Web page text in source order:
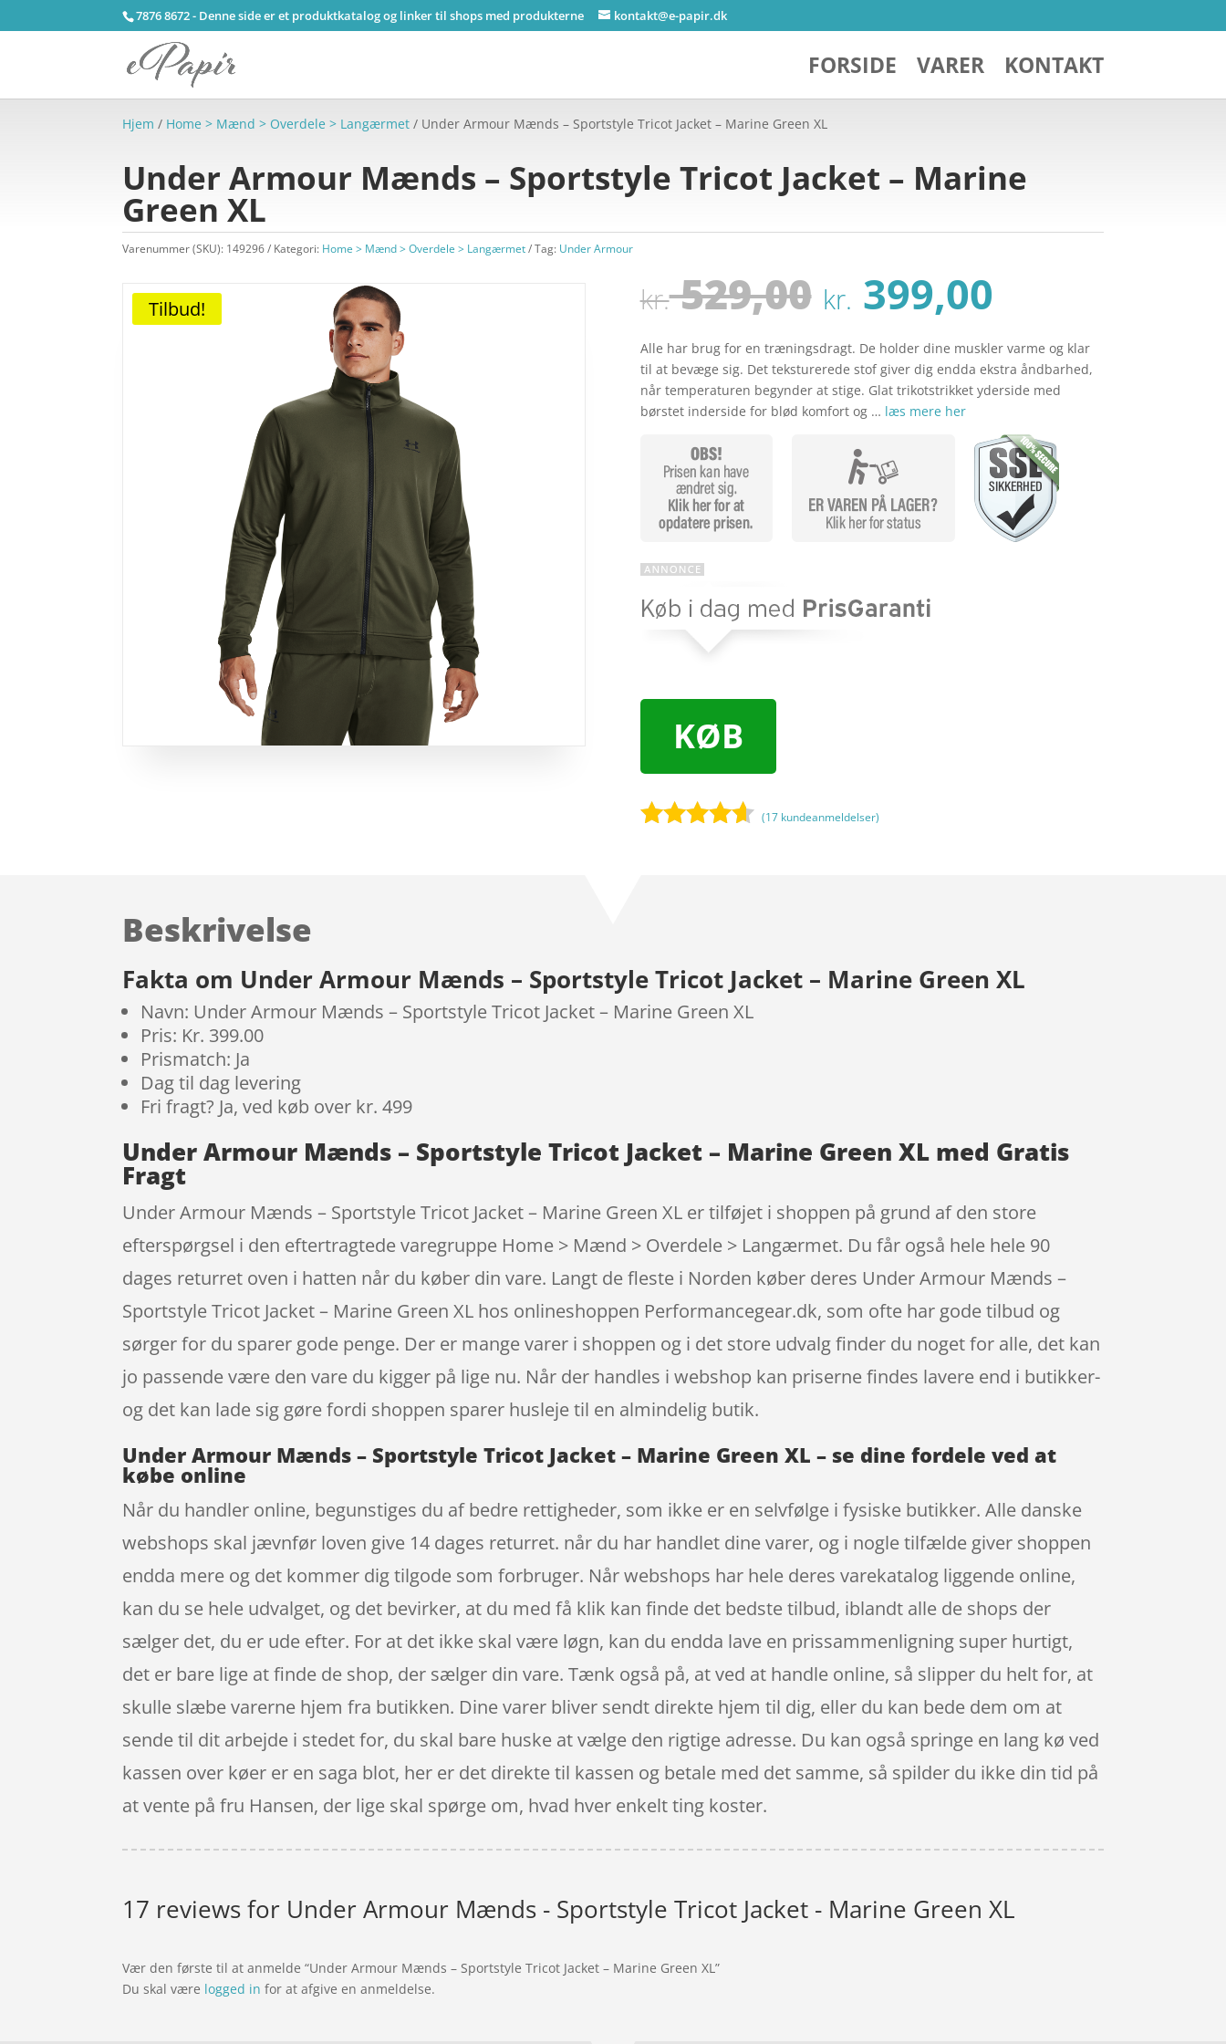
7876 8672 - Denne side er et produktkatalog og linker til shops med produkterne kontakt@e-papir.dk
FORSIDE VARER KONTAKT
Hjem / Home > Mænd > Overdele > Langærmet / Under Armour Mænds – Sportstyle Tricot Jacket – Marine Green XL
Under Armour Mænds – Sportstyle Tricot Jacket – Marine
Green XL
Varenummer (SKU): 149296 Kategori: Home > Mænd > Overdele > Langærmet Tag: Under Armour
Tilbud! kr.529,00 Den
oprindelige
pris
var:
kr. 529,00.
kr. 399,00
pris
er:
kr. 399,00.
Alle har brug for en træningsdragt. De holder dine muskler varme og klar
til at bevæge sig. Det teksturerede stof giver dig endda ekstra åndbarhed,
når temperaturen begynder at stige. Glat trikotstrikket yderside med
børstet inderside for blød komfort og … læs mere her
KØB
mmelser
(17 kundeanmeldelser)
Beskrivelse
Fakta om Under Armour Mænds – Sportstyle Tricot Jacket – Marine Green XL
Navn: Under Armour Mænds – Sportstyle Tricot Jacket – Marine Green XL
Pris: Kr. 399.00
Prismatch: Ja
Dag til dag levering
Fri fragt? Ja, ved køb over kr. 499
Under Armour Mænds – Sportstyle Tricot Jacket – Marine Green XL med Gratis
Fragt
Under Armour Mænds – Sportstyle Tricot Jacket – Marine Green XL er tilføjet i shoppen på grund af den store
efterspørgsel i den eftertragtede varegruppe Home > Mænd > Overdele > Langærmet. Du får også hele hele 90
dages returret oven i hatten når du køber din vare. Langt de fleste i Norden køber deres Under Armour Mænds –
Sportstyle Tricot Jacket – Marine Green XL hos onlineshoppen Performancegear.dk, som ofte har gode tilbud og
sørger for du sparer gode penge. Der er mange varer i shoppen og i det store udvalg finder du noget for alle, det kan
jo passende være den vare du kigger på lige nu. Når der handles i webshop kan priserne findes lavere end i butikker-
og det kan lade sig gøre fordi shoppen sparer husleje til en almindelig butik.
Under Armour Mænds – Sportstyle Tricot Jacket – Marine Green XL – se dine fordele ved at
købe online
Når du handler online, begunstiges du af bedre rettigheder, som ikke er en selvfølge i fysiske butikker. Alle danske
webshops skal jævnfør loven give 14 dages returret. når du har handlet dine varer, og i nogle tilfælde giver shoppen
endda mere og det kommer dig tilgode som forbruger. Når webshops har hele deres varekatalog liggende online,
kan du se hele udvalget, og det bevirker, at du med få klik kan finde det bedste tilbud, iblandt alle de shops der
sælger det, du er ude efter. For at det ikke skal være løgn, kan du endda lave en prissammenligning super hurtigt,
det er bare lige at finde de shop, der sælger din vare. Tænk også på, at ved at handle online, så slipper du helt for, at
skulle slæbe varerne hjem fra butikken. Dine varer bliver sendt direkte hjem til dig, eller du kan bede dem om at
sende til dit arbejde i stedet for, du skal bare huske at vælge den rigtige adresse. Du kan også springe en lang kø ved
kassen over køer er en saga blot, her er det direkte til kassen og betale med det samme, så spilder du ikke din tid på
at vente på fru Hansen, der lige skal spørge om, hvad hver enkelt ting koster.
17 reviews for Under Armour Mænds - Sportstyle Tricot Jacket - Marine Green XL
Vær den første til at anmelde “Under Armour Mænds – Sportstyle Tricot Jacket – Marine Green XL”
Du skal være logged in for at afgive en anmeldelse.